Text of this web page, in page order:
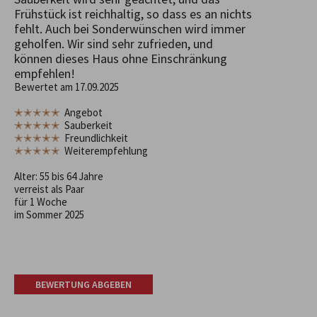
Frühstück ist reichhaltig, so dass es an nichts
fehlt. Auch bei Sonderwünschen wird immer
geholfen. Wir sind sehr zufrieden, und
können dieses Haus ohne Einschränkung
empfehlen!
Bewertet am 17.09.2025
✭✭✭✭✭ Angebot
✭✭✭✭✭ Sauberkeit
✭✭✭✭✭ Freundlichkeit
✭✭✭✭✭ Weiterempfehlung
Alter: 55 bis 64 Jahre
verreist als Paar
für 1 Woche
im Sommer 2025
BEWERTUNG ABGEBEN